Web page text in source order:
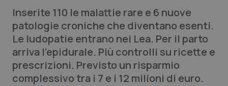
Lettere al direttore
Edizioni Regionali
QS Pro
Inserite 110 le malattie rare e 6 nuove
patologie croniche che diventano esenti.
Le ludopatie entrano nei Lea. Per il parto
arriva l'epidurale. Più controlli su ricette e
prescrizioni. Previsto un risparmio
complessivo tra i 7 e i 12 milioni di euro.